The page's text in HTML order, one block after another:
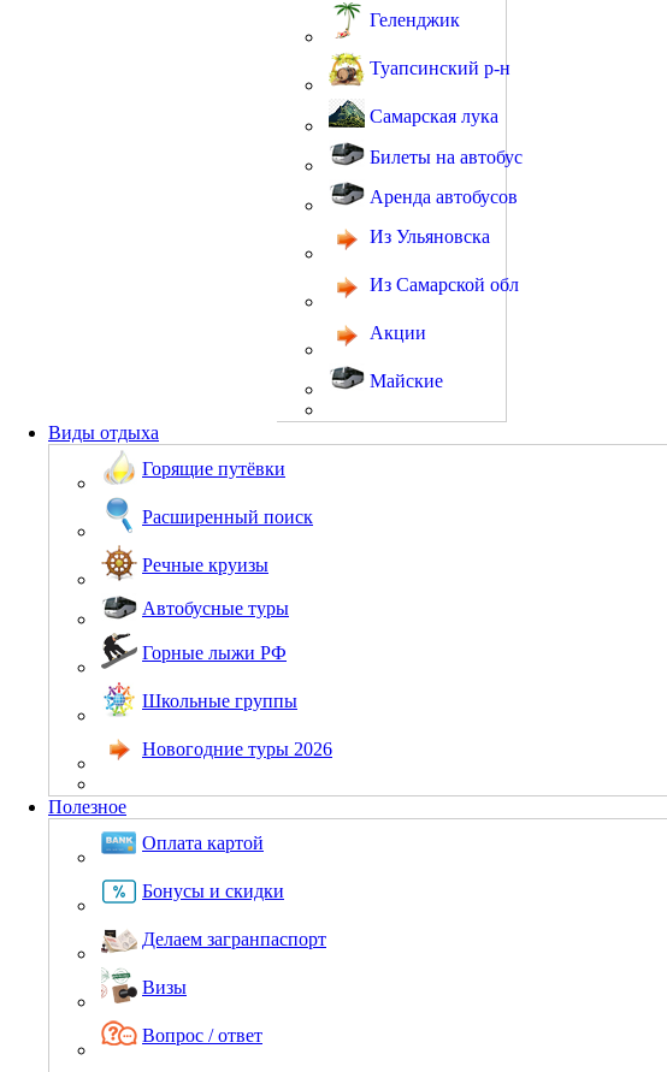
Геленджик
Туапсинский р-н
Самарская лука
Билеты на автобус
Аренда автобусов
Из Ульяновска
Из Самарской обл
Акции
Майские
Виды отдыха
Горящие путёвки
Расширенный поиск
Речные круизы
Автобусные туры
Горные лыжи РФ
Школьные группы
Новогодние туры 2026
Полезное
Оплата картой
Бонусы и скидки
Делаем загранпаспорт
Визы
Вопрос / ответ